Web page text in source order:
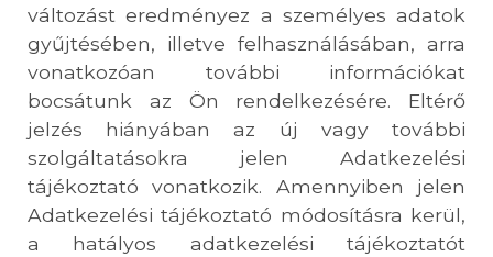
változást eredményez a személyes adatok
gyűjtésében, illetve felhasználásában, arra
vonatkozóan további információkat
bocsátunk az Ön rendelkezésére. Eltérő
jelzés hiányában az új vagy további
szolgáltatásokra jelen Adatkezelési
tájékoztató vonatkozik. Amennyiben jelen
Adatkezelési tájékoztató módosításra kerül,
a hatályos adatkezelési tájékoztatót